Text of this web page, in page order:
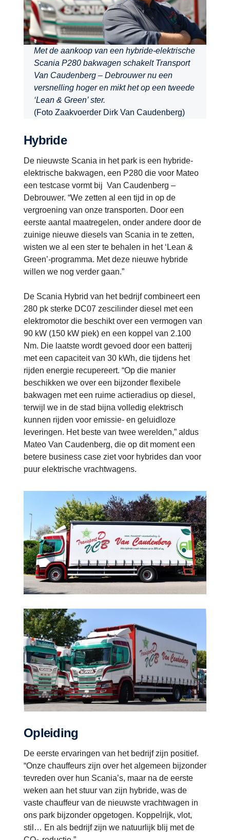
Met de aankoop van een hybride-elektrische
Scania P280 bakwagen schakelt Transport
Van Caudenberg – Debrouwer nu een
versnelling hoger en mikt het op een tweede
‘Lean & Green’ ster.
(Foto Zaakvoerder Dirk Van Caudenberg)
Hybride
De nieuwste Scania in het park is een hybride-
elektrische bakwagen, een P280 die voor Mateo
een testcase vormt bij Van Caudenberg –
Debrouwer. “We zetten al een tijd in op de
vergroening van onze transporten. Door een
eerste aantal maatregelen, onder andere door de
zuinige nieuwe diesels van Scania in te zetten,
wisten we al een ster te behalen in het ‘Lean &
Green’-programma. Met deze nieuwe hybride
willen we nog verder gaan.”
De Scania Hybrid van het bedrijf combineert een
280 pk sterke DC07 zescilinder diesel met een
elektromotor die beschikt over een vermogen van
90 kW (150 kW piek) en een koppel van 2.100
Nm. Die laatste wordt gevoed door een batterij
met een capaciteit van 30 kWh, die tijdens het
rijden energie recupereert. “Op die manier
beschikken we over een bijzonder flexibele
bakwagen met een ruime actieradius op diesel,
terwijl we in de stad bijna volledig elektrisch
kunnen rijden voor emissie- en geluidloze
leveringen. Het beste van twee werelden,” aldus
Mateo Van Caudenberg, die op dit moment een
betere business case ziet voor hybrides dan voor
puur elektrische vrachtwagens.
Opleiding
De eerste ervaringen van het bedrijf zijn positief.
“Onze chauffeurs zijn over het algemeen bijzonder
tevreden over hun Scania’s, maar na de eerste
weken aan het stuur van zijn hybride, was de
vaste chauffeur van de nieuwste vrachtwagen in
ons park bijzonder opgetogen. Koppelrijk, vlot,
stil… En als bedrijf zijn we natuurlijk blij met de